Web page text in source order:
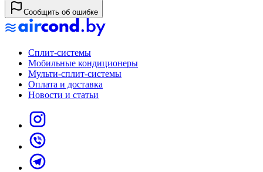
Сообщить об ошибке
Сплит-системы
Мобильные кондиционеры
Мульти-сплит-системы
Оплата и доставка
Новости и статьи